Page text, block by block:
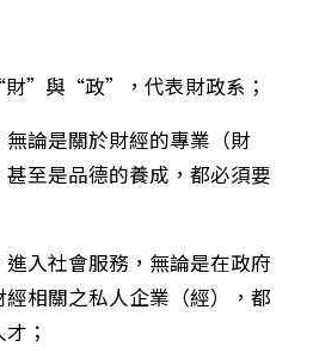
”與“政”，代表財政系；
論是關於財經的專業（財
至是品德的養成，都必須要
入社會服務，無論是在政府
相關之私人企業（經），都
；